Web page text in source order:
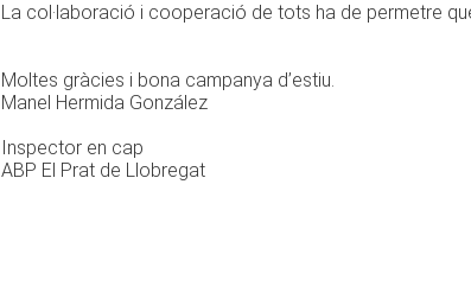
La col·laboració i cooperació de tots ha de permetre
Moltes gràcies i bona campanya d’estiu.
Manel Hermida González
Inspector en cap
ABP El Prat de Llobregat